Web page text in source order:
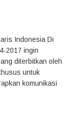
Indonesia Di
2017 ingin
diterbitkan oleh
untuk
komunikasi